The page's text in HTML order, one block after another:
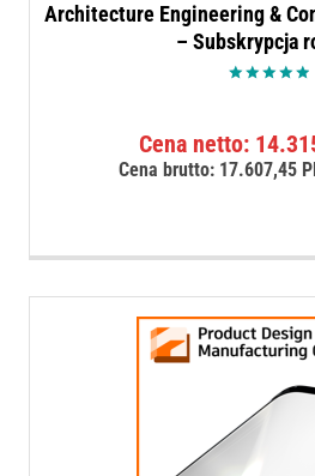
Architecture Engineering &
– Subskrypcja
Cena netto:
Cena brutto: 17.607,45